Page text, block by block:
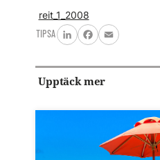
reit_1_2008
TIPSA
LinkedInFacebook
Email
Upptäck mer